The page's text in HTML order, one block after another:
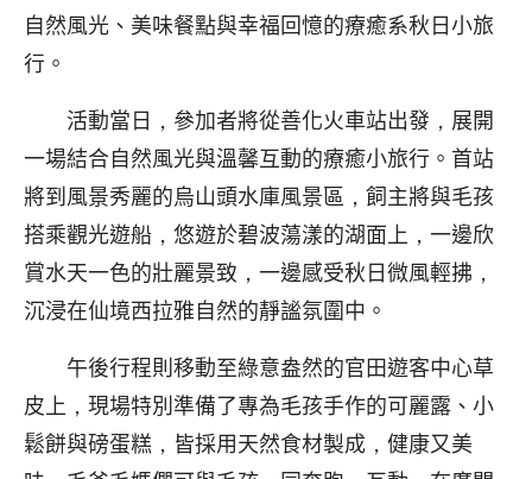
自然風光、美味餐點與幸福回憶的療癒系秋日小旅
行。
活動當日，參加者將從善化火車站出發，展開
一場結合自然風光與溫馨互動的療癒小旅行。首站
將到風景秀麗的烏山頭水庫風景區，飼主將與毛孩
搭乘觀光遊船，悠遊於碧波蕩漾的湖面上，一邊欣
賞水天一色的壯麗景致，一邊感受秋日微風輕拂，
沉浸在仙境西拉雅自然的靜謐氛圍中。
午後行程則移動至綠意盎然的官田遊客中心草
皮上，現場特別準備了專為毛孩手作的可麗露、小
鬆餅與磅蛋糕，皆採用天然食材製成，健康又美